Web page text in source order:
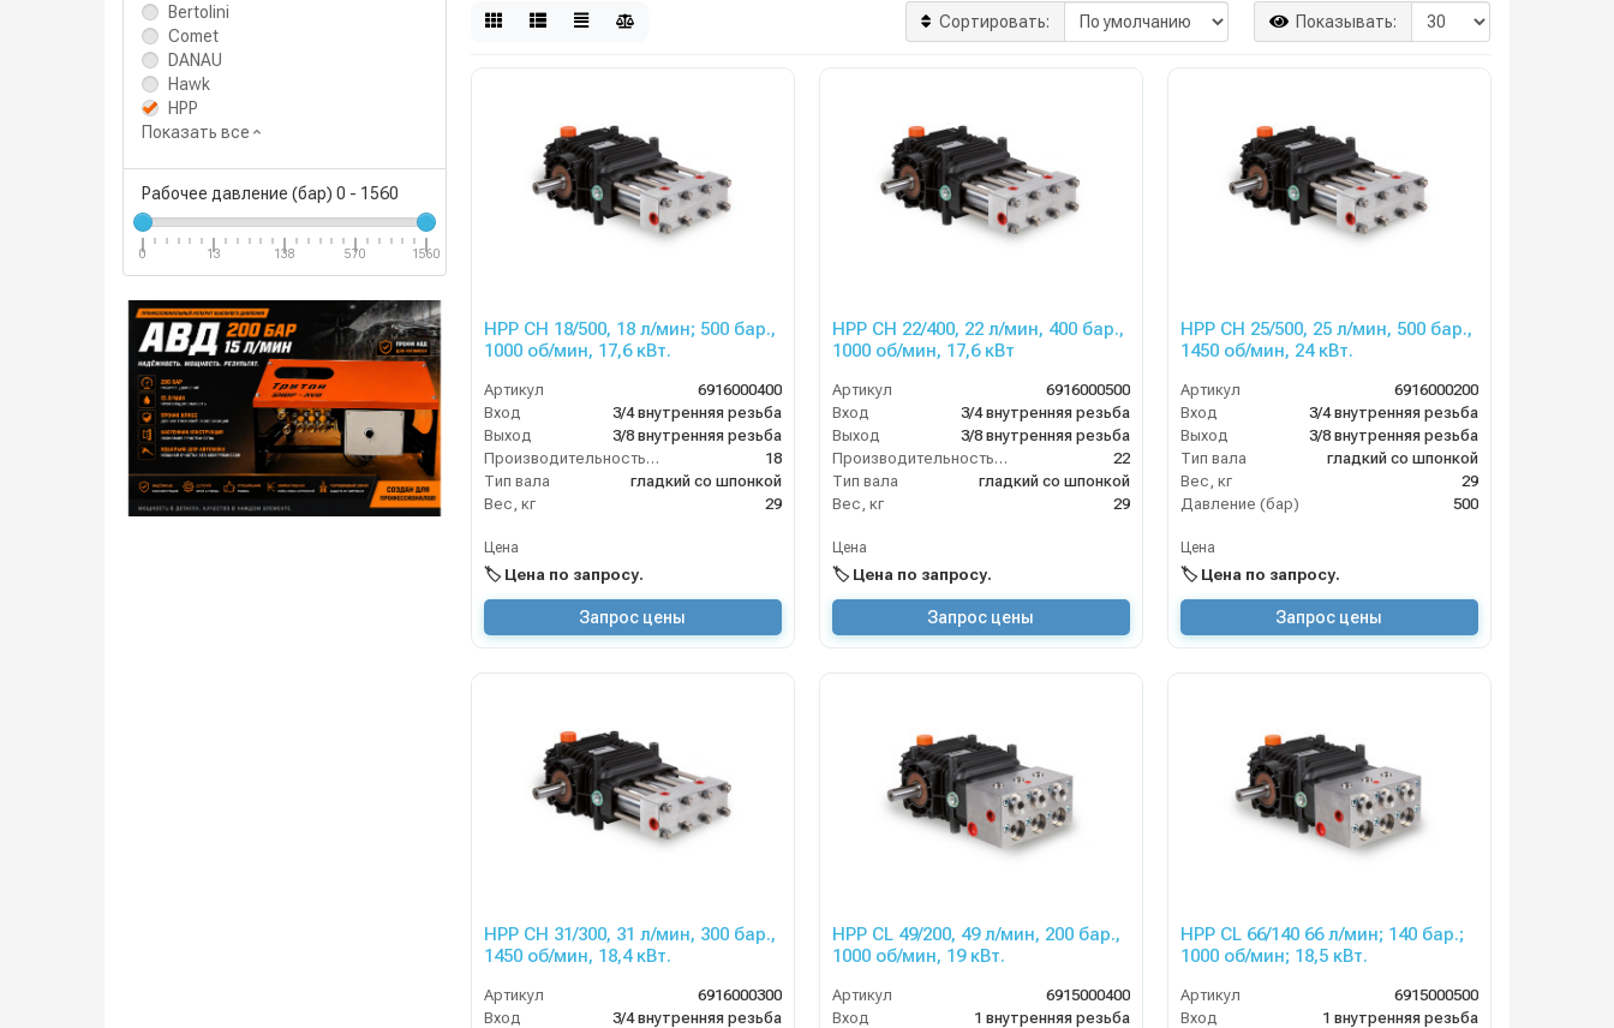
Bertolini
Comet
DANAU
Hawk
HPP
Показать все
Рабочее давление (бар) 0 - 1560
0 13 138 570 1560
Сортировать: Показывать:
HPP CH 18/500, 18 л/мин; 500 бар.,
1000 об/мин, 17,6 кВт.
Артикул
6916000400
Вход
3/4 внутренняя резьба
Выход
3/8 внутренняя резьба
Производительность (л/мин)
18
Тип вала
гладкий со шпонкой
Вес, кг
29
Цена
🏷️ Цена по запросу.
Запрос цены
HPP CH 22/400, 22 л/мин, 400 бар.,
1000 об/мин, 17,6 кВт
Артикул
6916000500
Вход
3/4 внутренняя резьба
Выход
3/8 внутренняя резьба
Производительность (л/мин)
22
Тип вала
гладкий со шпонкой
Вес, кг
29
Цена
🏷️ Цена по запросу.
Запрос цены
HPP CH 25/500, 25 л/мин, 500 бар.,
1450 об/мин, 24 кВт.
Артикул
6916000200
Вход
3/4 внутренняя резьба
Выход
3/8 внутренняя резьба
Тип вала
гладкий со шпонкой
Вес, кг
29
Давление (бар)
500
Цена
🏷️ Цена по запросу.
Запрос цены
HPP CH 31/300, 31 л/мин, 300 бар.,
1450 об/мин, 18,4 кВт.
Артикул
6916000300
Вход
3/4 внутренняя резьба
HPP CL 49/200, 49 л/мин, 200 бар.,
1000 об/мин, 19 кВт.
Артикул
6915000400
Вход
1 внутренняя резьба
HPP CL 66/140 66 л/мин; 140 бар.;
1000 об/мин; 18,5 кВт.
Артикул
6915000500
Вход
1 внутренняя резьба